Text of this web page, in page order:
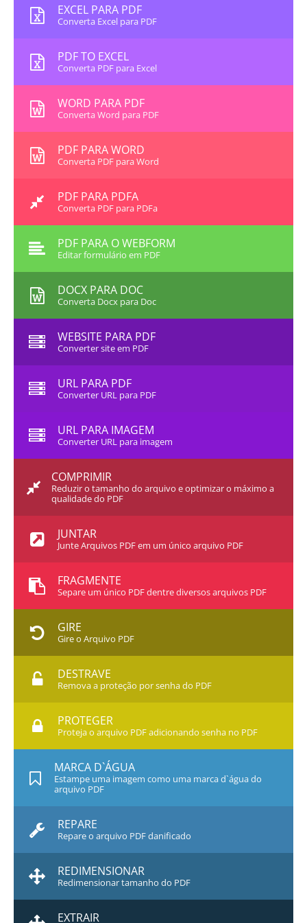
EXCEL PARA PDF
Converta Excel para PDF
PDF TO EXCEL
Converta PDF para Excel
WORD PARA PDF
Converta Word para PDF
PDF PARA WORD
Converta PDF para Word
PDF PARA PDFA
Converta PDF para PDFa
PDF PARA O WEBFORM
Editar formulário em PDF
DOCX PARA DOC
Converta Docx para Doc
WEBSITE PARA PDF
Converter site em PDF
URL PARA PDF
Converter URL para PDF
URL PARA IMAGEM
Converter URL para imagem
COMPRIMIR
Reduzir o tamanho do arquivo e optimizar o máximo a
qualidade do PDF
JUNTAR
Junte Arquivos PDF em um único arquivo PDF
FRAGMENTE
Separe um único PDF dentre diversos arquivos PDF
GIRE
Gire o Arquivo PDF
DESTRAVE
Remova a proteção por senha do PDF
PROTEGER
Proteja o arquivo PDF adicionando senha no PDF
MARCA D`ÁGUA
Estampe uma imagem como uma marca d`água do
arquivo PDF
REPARE
Repare o arquivo PDF danificado
REDIMENSIONAR
Redimensionar tamanho do PDF
EXTRAIR